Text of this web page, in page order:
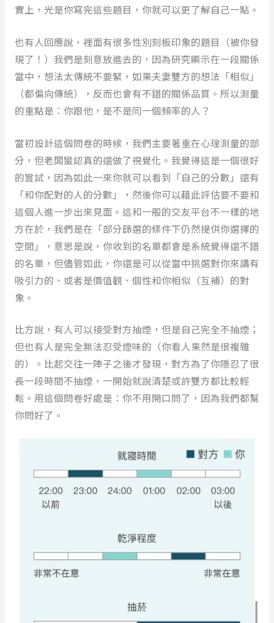
實上，光是你寫完這些題目，你就可以更了解自己一點。
也有人回應說，裡面有很多性別刻板印象的題目（被你發
現了！）我們是刻意放進去的，因為研究顯示在一段關係
當中，想法太傳統不要緊，如果夫妻雙方的想法「相似」
（都偏向傳統），反而也會有不錯的關係品質。所以測量
的重點是：你跟他，是不是同一個頻率的人？
當初設計這個問卷的時候，我們主要著重在心理測量的部
分，但老闆蠻認真的還做了視覺化。我覺得這是一個很好
的嘗試，因為如此一來你就可以看到「自己的分數」還有
「和你配對的人的分數」，然後你可以藉此評估要不要和
這個人進一步出來見面。這和一般的交友平台不一樣的地
方在於，我們是在「部分篩選的條件下仍然提供你選擇的
空間」，意思是說，你收到的名單都會是系統覺得還不錯
的名單，但儘管如此，你還是可以從當中挑選對你來講有
吸引力的、或者是價值觀、個性和你相似（互補）的對
象。
比方說，有人可以接受對方抽煙，但是自己完全不抽煙；
但也有人是完全無法忍受煙味的（你看人果然是很複雜
的）。比起交往一陣子之後才發現，對方為了你隱忍了很
長一段時間不抽煙，一開始就說清楚或許雙方都比較輕
鬆。用這個問卷好處是：你不用開口問了，因為我們都幫
你問好了。